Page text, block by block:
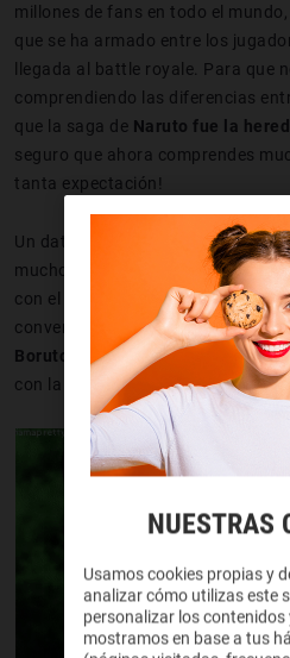
millones de fans en todo el
que se ha armado entre los
llegada al battle royale. Para que
comprendiendo las diferencias
que la saga de Naruto fue la
seguro que ahora comprendes
tanta expectación!
Un dato curioso es que, como le
muchos personajes de anime y
con el paso de los años. En su
convertirse incluso en marido de
Boruto y Himawari(esta última,
con la inolvidable hermanita de
NUESTRAS
Usamos cookies propias y
analizar cómo utilizas este
personalizar los contenidos
mostramos en base a tus